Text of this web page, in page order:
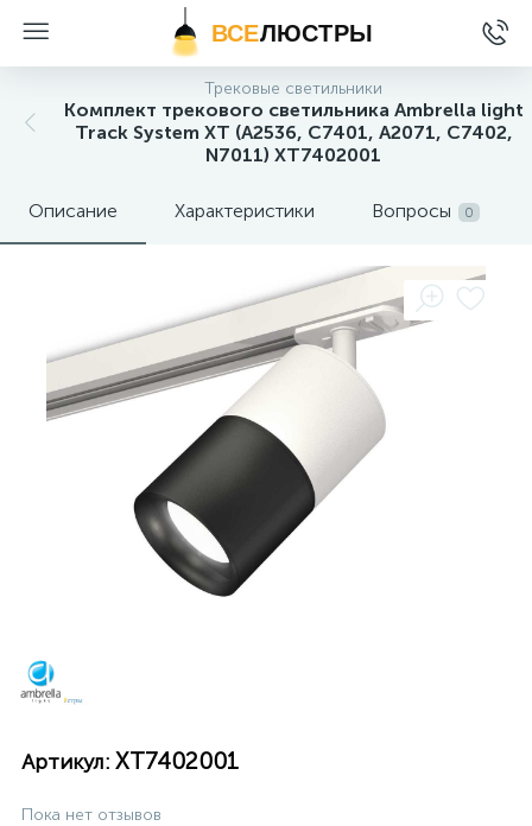
ВСЕЛЮСТРЫ
Трековые светильники
Комплект трекового светильника Ambrella light
Track System XT (A2536, C7401, A2071, C7402,
N7011) XT7402001
Описание Характеристики Вопросы 0
Артикул: XT7402001
Пока нет отзывов